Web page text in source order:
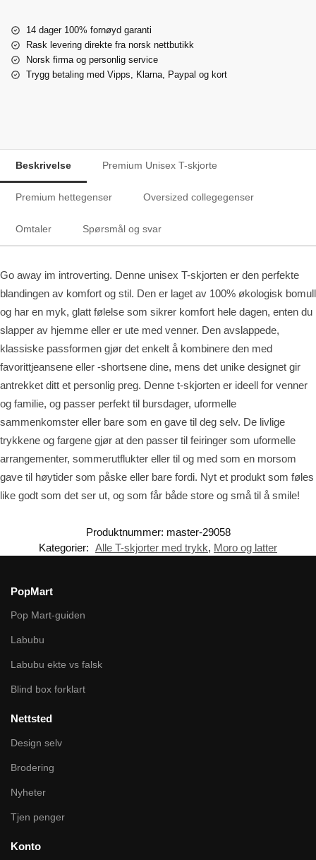
14 dager 100% fornøyd garanti
Rask levering direkte fra norsk nettbutikk
Norsk firma og personlig service
Trygg betaling med Vipps, Klarna, Paypal og kort
Beskrivelse Premium Unisex T-skjorte
Premium hettegenser Oversized collegegenser
Omtaler Spørsmål og svar
Go away im introverting. Denne unisex T-skjorten er den perfekte
blandingen av komfort og stil. Den er laget av 100% økologisk bomull
og har en myk, glatt følelse som sikrer komfort hele dagen, enten du
slapper av hjemme eller er ute med venner. Den avslappede,
klassiske passformen gjør det enkelt å kombinere den med
favorittjeansene eller -shortsene dine, mens det unike designet gir
antrekket ditt et personlig preg. Denne t-skjorten er ideell for venner
og familie, og passer perfekt til bursdager, uformelle
sammenkomster eller bare som en gave til deg selv. De livlige
trykkene og fargene gjør at den passer til feiringer som uformelle
arrangementer, sommerutflukter eller til og med som en morsom
gave til høytider som påske eller bare fordi. Nyt et produkt som føles
like godt som det ser ut, og som får både store og små til å smile!
Produktnummer: master-29058
Kategorier: Alle T-skjorter med trykk, Moro og latter
PopMart
Pop Mart-guiden
Labubu
Labubu ekte vs falsk
Blind box forklart
Nettsted
Design selv
Brodering
Nyheter
Tjen penger
Konto